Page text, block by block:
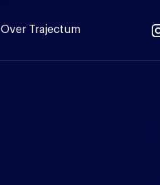
Over Trajectum